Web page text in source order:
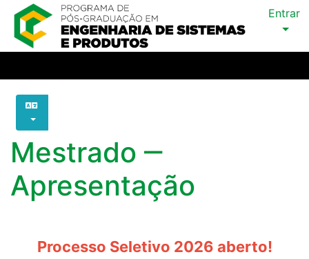
Entrar
Mestrado ‒
Apresentação
Processo Seletivo 2026 aberto!